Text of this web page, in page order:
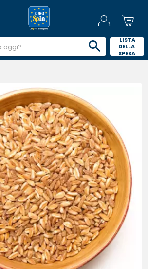
LISTA
DELLA
SPESA